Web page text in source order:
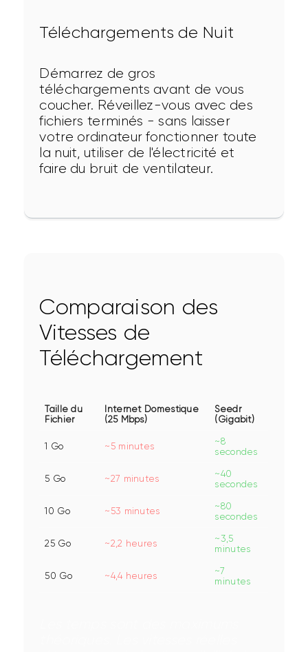
Téléchargements de Nuit
Démarrez de gros
téléchargements avant de vous
coucher. Réveillez-vous avec des
fichiers terminés - sans laisser
votre ordinateur fonctionner toute
la nuit, utiliser de l'électricité et
faire du bruit de ventilateur.
Comparaison des
Vitesses de
Téléchargement
Taille du
Fichier
Internet Domestique
(25 Mbps)
Seedr
(Gigabit)
1 Go ~5 minutes
~8
secondes
5 Go ~27 minutes
~40
secondes
10 Go ~53 minutes
~80
secondes
25 Go ~2,2 heures
~3,5
minutes
50 Go ~4,4 heures
~7
minutes